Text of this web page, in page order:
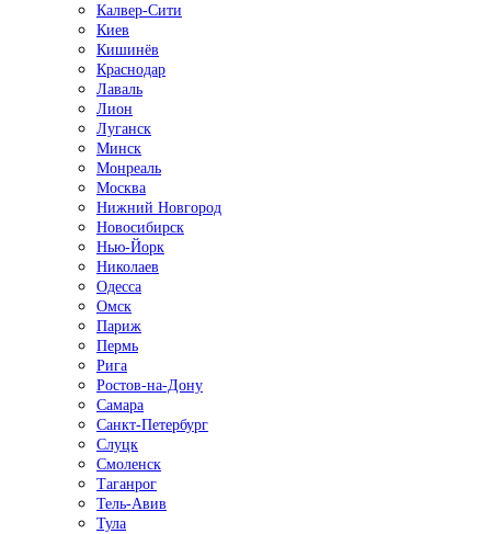
Калвер-Сити
Киев
Кишинёв
Краснодар
Лаваль
Лион
Луганск
Минск
Монреаль
Москва
Нижний Новгород
Новосибирск
Нью-Йорк
Николаев
Одесса
Омск
Париж
Пермь
Рига
Ростов-на-Дону
Самара
Санкт-Петербург
Слуцк
Смоленск
Таганрог
Тель-Авив
Тула